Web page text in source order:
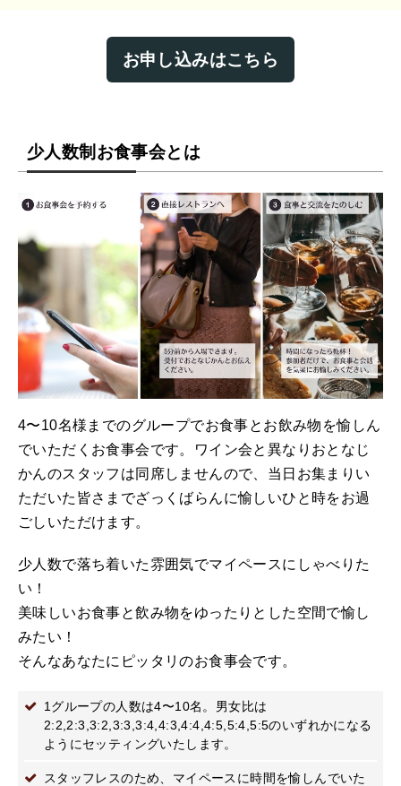
お申し込みはこちら
少人数制お食事会とは
4〜10名様までのグループでお食事とお飲み物を愉しん
でいただくお食事会です。ワイン会と異なりおとなじ
かんのスタッフは同席しませんので、当日お集まりい
ただいた皆さまでざっくばらんに愉しいひと時をお過
ごしいただけます。
少人数で落ち着いた雰囲気でマイペースにしゃべりた
い！
美味しいお食事と飲み物をゆったりとした空間で愉し
みたい！
そんなあなたにピッタリのお食事会です。
1グループの人数は4〜10名。男女比は
2:2,2:3,3:2,3:3,3:4,4:3,4:4,4:5,5:4,5:5のいずれかになる
ようにセッティングいたします。
スタッフレスのため、マイペースに時間を愉しんでいた